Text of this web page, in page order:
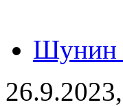
Шунин